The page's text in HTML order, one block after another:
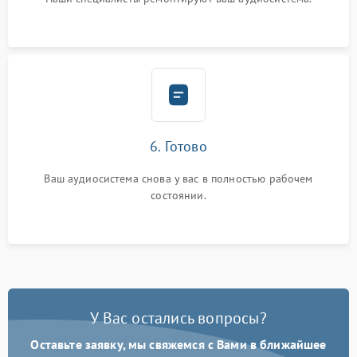
6. Готово
Ваш аудиосистема снова у вас в полностью рабочем
состоянии.
У Вас остались вопросы?
Оставьте заявку, мы свяжемся с Вами в ближайшее